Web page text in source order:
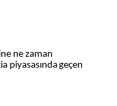
ne zaman
piyasasında geçen